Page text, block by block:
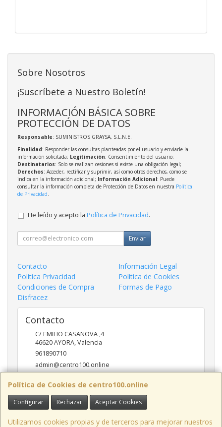
Política de Cookies de centro100.online
Configurar Rechazar Aceptar Cookies
Utilizamos cookies propias y de terceros para mejorar nuestros
Sobre Nosotros
¡Suscríbete a Nuestro Boletín!
INFORMACIÓN BÁSICA SOBRE
PROTECCIÓN DE DATOS
Responsable: SUMINISTROS GRAYSA, S.L.N.E.
Finalidad: Responder las consultas planteadas por el usuario y enviarle la
información solicitada; Legitimación: Consentimiento del usuario;
Destinatarios: Solo se realizan cesiones si existe una obligación legal;
Derechos: Acceder, rectificar y suprimir, así como otros derechos, como se
indica en la información adicional; Información Adicional: Puede
consultar la información completa de Protección de Datos en nuestra Política
de Privacidad
He leído y acepto la Política de Privacidad.
Enviar
Contacto
Información Legal
Política Privacidad
Política de Cookies
Condiciones de Compra
Formas de Pago
Disfracez
Contacto
C/ EMILIO CASANOVA ,4
46620AYORA,Valencia
961890710
admin@centro100.online
Horario
LUNES A VIERNES 9'30 - 14'00 / 17'00 - 20 '30 SABADOS 9'30
- 14'00